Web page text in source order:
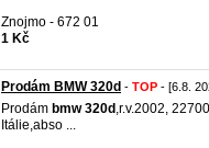
Znojmo - 672 01
1 Kč
Prodám BMW 320d - TOP - [6.8.
Prodám bmw 320d ,r.v.2002,
Itálie,abso ...